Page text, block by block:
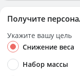
Получите
Укажите вашу цель
Снижение веса
Набор массы